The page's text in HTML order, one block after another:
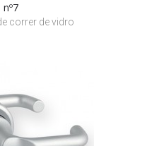
nº7
correr de vidro